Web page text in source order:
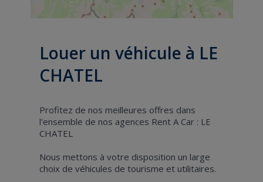
Louer un véhicule à LE
CHATEL
Profitez de nos meilleures offres dans
l'ensemble de nos agences Rent A Car : LE
CHATEL
Nous mettons à votre disposition un large
choix de véhicules de tourisme et utilitaires.